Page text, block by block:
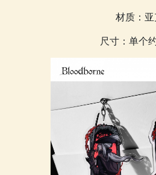
材质：亚
尺寸：单个